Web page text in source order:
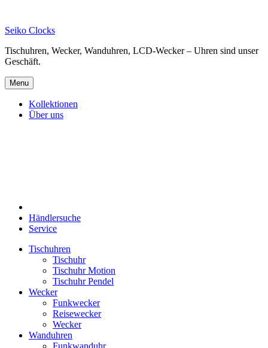
content
Seiko Clocks
Tischuhren, Wecker, Wanduhren, LCD-Wecker – Uhren sind unser
Geschäft.
Menu
Kollektionen
Über uns
Händlersuche
Service
Tischuhren
Tischuhr
Tischuhr Motion
Tischuhr Pendel
Wecker
Funkwecker
Reisewecker
Wecker
Wanduhren
Funkwanduhr